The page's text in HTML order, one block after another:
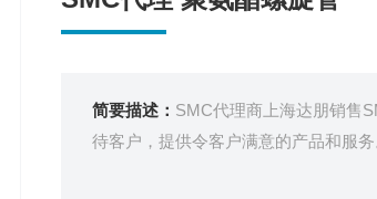
简要描述： SMC代理商上海达朋销售
待客户，提供令客户满意的产品和服务